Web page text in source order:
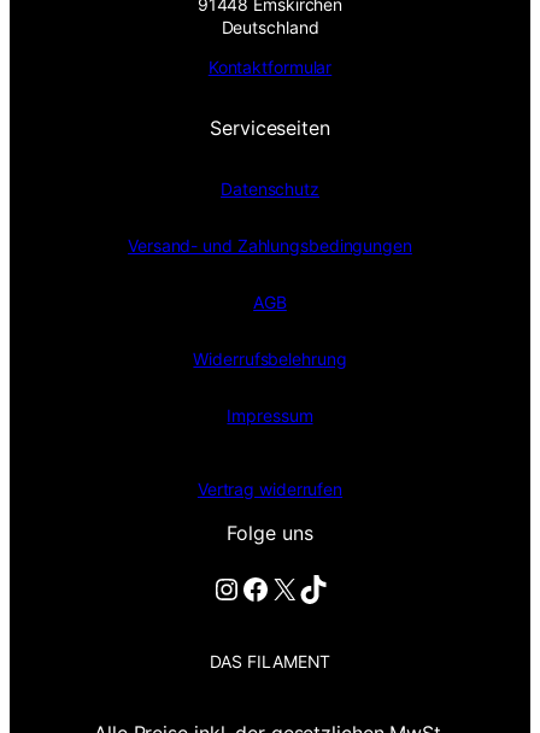
Deutschland
Kontaktformular
Serviceseiten
Datenschutz
Versand- und Zahlungsbedingungen
AGB
Widerrufsbelehrung
Impressum
Vertrag widerrufen
Folge uns
Instagram Facebook X TikTok
DAS FILAMENT